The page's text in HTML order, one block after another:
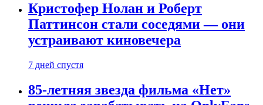
Кристофер Нолан и Роберт
Паттинсон стали соседями — они
устраивают киновечера
7 дней спустя
85-летняя звезда фильма «Нет»